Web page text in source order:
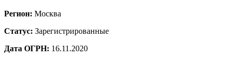
Регион: Москва
Статус: Зарегистрированные
Дата ОГРН: 16.11.2020